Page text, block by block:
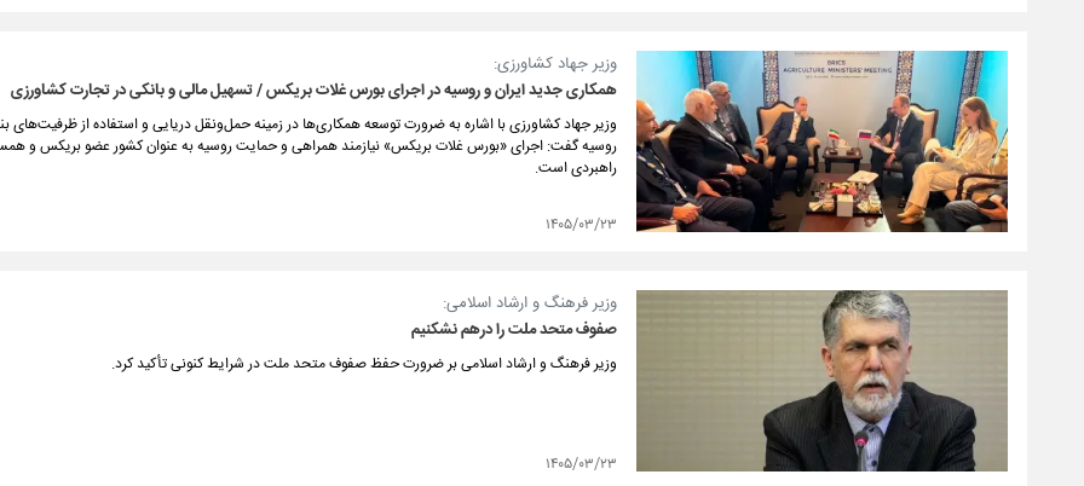
وزیر جهاد کشاورزی:
همکاری جدید ایران و روسیه در اجرای بورس غلات بریکس / تسهیل مالی و بانکی در تجارت کشاورزی
وزیر جهاد کشاورزی با اشاره به ضرورت توسعه همکاری‌ها در زمینه حمل‌ونقل دریایی و استفاده از ظرفیت‌های
روسیه گفت: اجرای «بورس غلات بریکس» نیازمند همراهی و حمایت روسیه به عنوان کشور عضو بریکس و
راهبردی است.
۱۴۰۵/۰۳/۲۳
وزیر فرهنگ و ارشاد اسلامی:
‏صفوف متحد ملت را درهم نشکنیم
وزیر فرهنگ و ارشاد اسلامی بر ضرورت حفظ صفوف متحد ملت در شرایط کنونی تأکید کرد.
۱۴۰۵/۰۳/۲۳